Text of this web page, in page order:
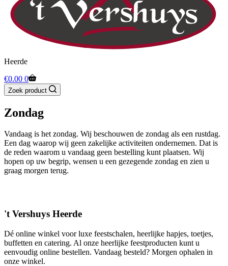
Heerde
Winkelwagen
€0.00 0
Zoek product
Zondag
Vandaag is het zondag. Wij beschouwen de zondag als een rustdag.
Een dag waarop wij geen zakelijke activiteiten ondernemen. Dat is
de reden waarom u vandaag geen bestelling kunt plaatsen. Wij
hopen op uw begrip, wensen u een gezegende zondag en zien u
graag morgen terug.
't Vershuys Heerde
Dé online winkel voor luxe feestschalen, heerlijke hapjes, toetjes,
buffetten en catering. Al onze heerlijke feestproducten kunt u
eenvoudig online bestellen. Vandaag besteld? Morgen ophalen in
onze winkel.